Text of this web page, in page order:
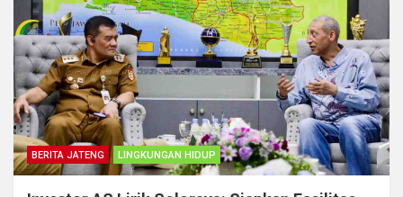
BERITA JATENG LINGKUNGAN HIDUP